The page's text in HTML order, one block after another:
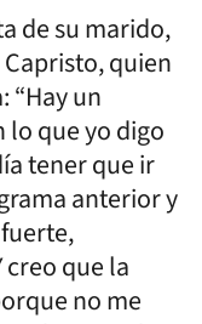
de su marido,
quien
“Hay un
lo que yo digo
tener que ir
anterior y
que la
no me